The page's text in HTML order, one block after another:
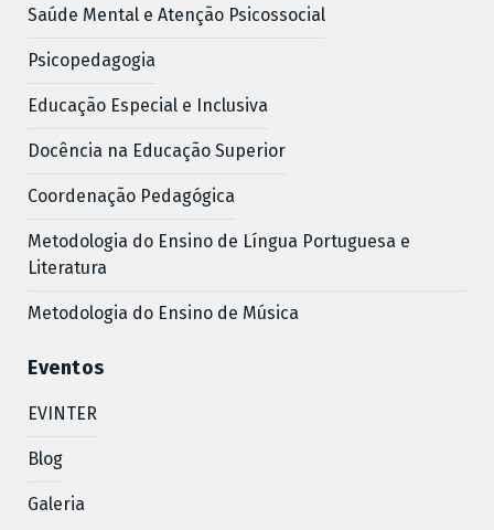
Saúde Mental e Atenção Psicossocial
Psicopedagogia
Educação Especial e Inclusiva
Docência na Educação Superior
Coordenação Pedagógica
Metodologia do Ensino de Língua Portuguesa e
Literatura
Metodologia do Ensino de Música
Eventos
EVINTER
Blog
Galeria